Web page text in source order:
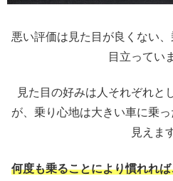
悪い評価は見た目が良くない
目立ってい
見た目の好みは人それぞれと
が、乗り心地は大きい車に乗
見えま
何度も乗ることにより慣れれ